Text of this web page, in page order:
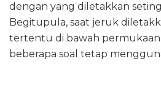
dengan yang diletakkan
Begitupula, saat jeruk
tertentu di bawah permukaan
beberapa soal tetap